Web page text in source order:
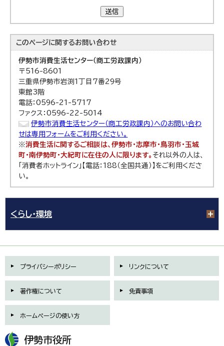
送信
このページに関するお問い合わせ
伊勢市消費生活センター（商工労政課内）
〒516-8601
三重県伊勢市岩渕1丁目7番29号
東館3階
電話：0596-21-5717
ファクス：0596-22-5014
伊勢市消費生活センター（商工労政課内）へのお問い合わ
せは専用フォームをご利用ください。
※消費生活に関するご相談は、伊勢市・志摩市・鳥羽市・玉城
町・南伊勢町・大紀町に在住の人に限ります。それ以外の人は、
「消費者ホットライン」【電話：188（全国共通）】をご利用くださ
い。
くらし・環境
プライバシーポリシー リンクについて
著作権について 免責事項
ホームページの使い方
伊勢市役所